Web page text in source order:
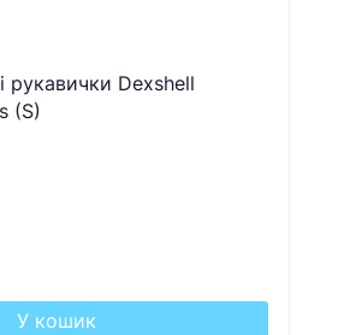
рукавички Dexshell
(S)
У кошик